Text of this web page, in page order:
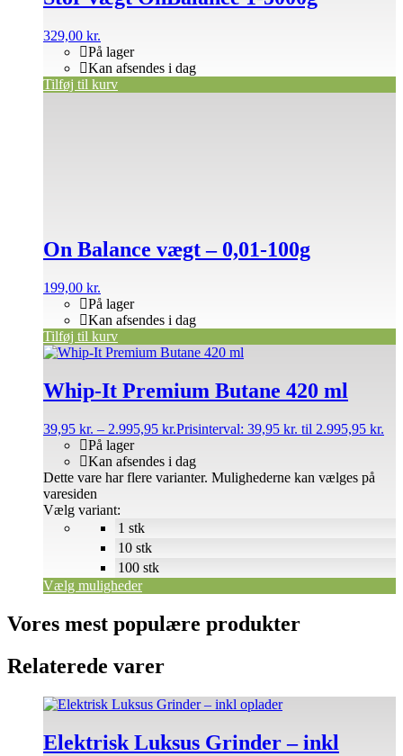
329,00 kr.
På lager
Kan afsendes i dag
Tilføj til kurv
On Balance vægt – 0,01-100g
199,00 kr.
På lager
Kan afsendes i dag
Tilføj til kurv
Whip-It Premium Butane 420 ml
39,95 kr. – 2.995,95 kr.Prisinterval: 39,95 kr. til 2.995,95 kr.
På lager
Kan afsendes i dag
Vælg variant:
Vælg muligheder
Dette vare har flere varianter. Mulighederne kan vælges på
varesiden
1 stk
10 stk
100 stk
Vores mest populære produkter
Relaterede varer
Elektrisk Luksus Grinder – inkl